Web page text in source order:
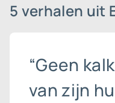
5 verhalen uit
“Geen
van zijn